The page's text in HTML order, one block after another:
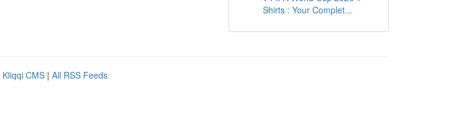
Shirts : Your Complet...
Kliqqi CMS | All RSS Feeds